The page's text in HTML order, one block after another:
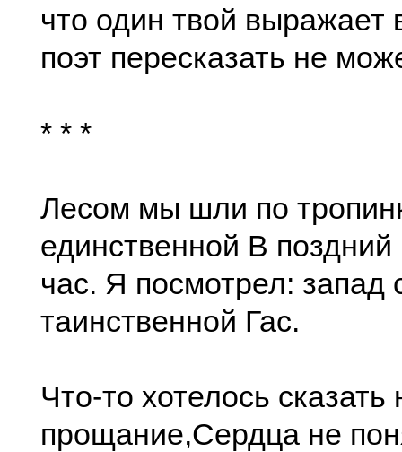
что один твой выражает
поэт пересказать не
* * *
Лесом мы шли по
единственной В
час. Я посмотрел: запад
таинственной Гас.
Что-то хотелось сказать
прощание,Сердца не